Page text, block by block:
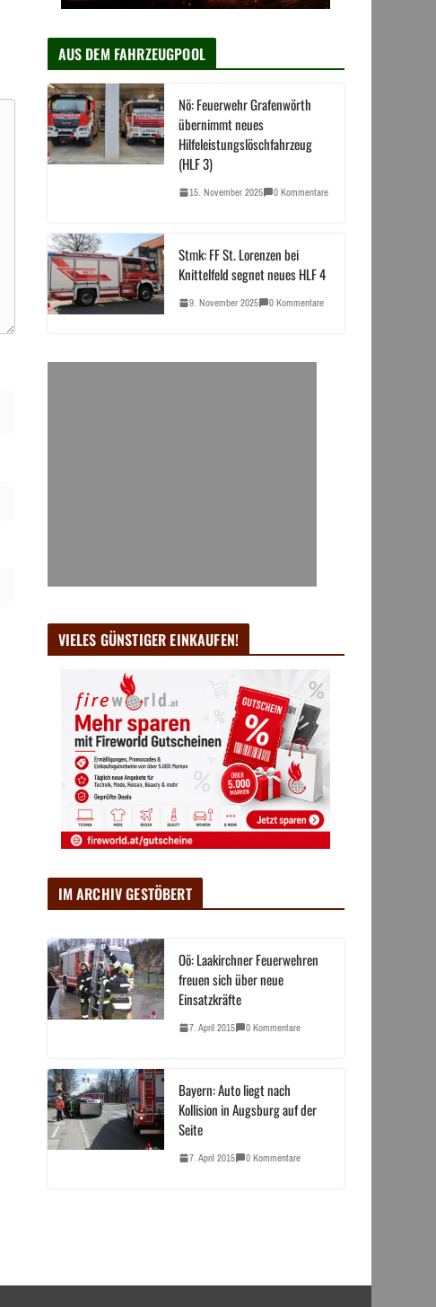
AUS DEM FAHRZEUGPOOL
Nö: Feuerwehr Grafenwörth
übernimmt neues
Hilfeleistungslöschfahrzeug
(HLF 3)
15. November 2025 0 Kommentare
Stmk: FF St. Lorenzen bei
Knittelfeld segnet neues HLF 4
9. November 2025 0 Kommentare
VIELES GÜNSTIGER EINKAUFEN!
IM ARCHIV GESTÖBERT
Oö: Laakirchner Feuerwehren
freuen sich über neue
Einsatzkräfte
7. April 2015 0 Kommentare
Bayern: Auto liegt nach
Kollision in Augsburg auf der
Seite
7. April 2015 0 Kommentare